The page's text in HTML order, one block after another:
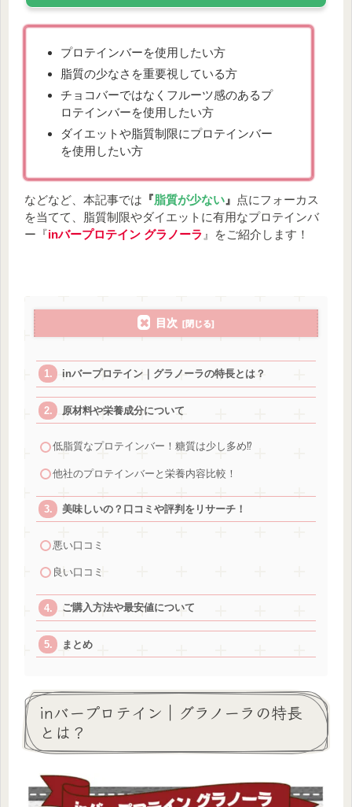
プロテインバーを使用したい方
脂質の少なさを重要視している方
チョコバーではなくフルーツ感のあるプ
ロテインバーを使用したい方
ダイエットや脂質制限にプロテインバー
を使用したい方
などなど、本記事では 『脂質が少ない』 点にフォーカス
を当てて、脂質制限やダイエットに有用なプロテインバ
ー『inバープロテイン グラノーラ』をご紹介します！
目次
inバープロテイン｜グラノーラの特長とは？
原材料や栄養成分について
低脂質なプロテインバー！糖質は少し多め⁉
他社のプロテインバーと栄養内容比較！
美味しいの？口コミや評判をリサーチ！
悪い口コミ
良い口コミ
ご購入方法や最安値について
まとめ
inバープロテイン｜グラノーラの特長
とは？